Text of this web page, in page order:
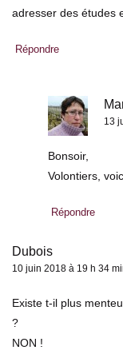
adresser des études
Répondre
13
Bonsoir,
Volontiers,
Répondre
Dubois
10 juin 2018 à 19 h 34
Existe t-il plus
?
NON !